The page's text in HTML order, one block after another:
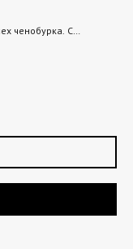
ченобурка. С